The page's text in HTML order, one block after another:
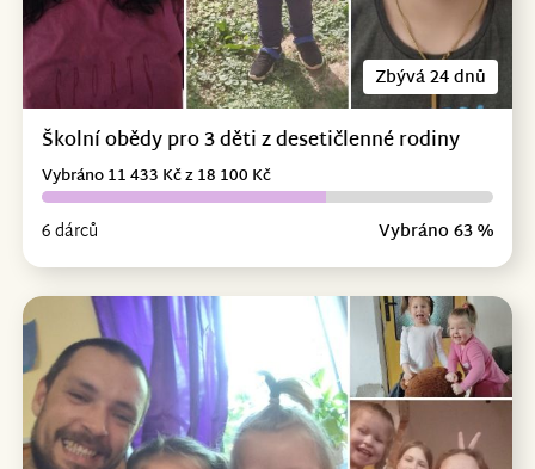
Zbývá 24 dnů
Školní obědy pro 3 děti z desetičlenné rodiny
6 dárců Vybráno 63 %
Vybráno 11 433 Kč z 18 100 Kč